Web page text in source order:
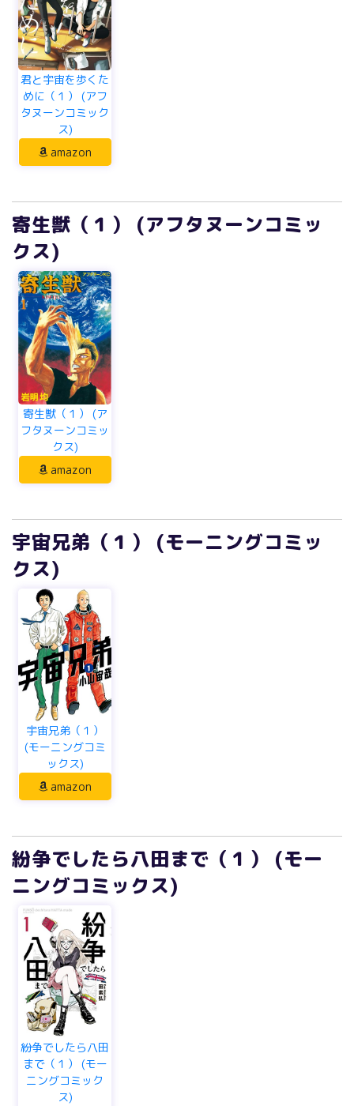
君と宇宙を歩くた
めに（１） (アフ
タヌーンコミック
ス)
amazon
寄生獣（１） (アフタヌーンコミッ
クス)
寄生獣（１） (ア
フタヌーンコミッ
クス)
amazon
宇宙兄弟（１） (モーニングコミッ
クス)
宇宙兄弟（１）
(モーニングコミ
ックス)
amazon
紛争でしたら八田まで（１） (モー
ニングコミックス)
紛争でしたら八田
まで（１） (モー
ニングコミック
ス)